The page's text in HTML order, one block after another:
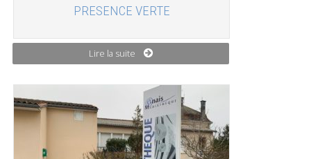
PRESENCE VERTE
Lire la suite